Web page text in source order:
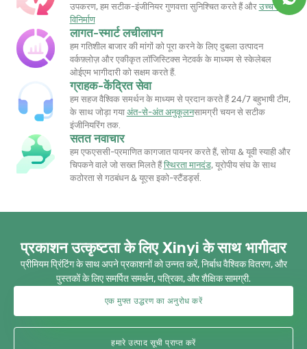
उपकरण, हम सटीक-इंजीनियर गुणवत्ता सुनिश्चित करते हैं और उच्च दक्षता
विनिर्माण
लागत-स्मार्ट लचीलापन
हम गतिशील बाजार की मांगों को पूरा करने के लिए दुबला उत्पादन
वर्कफ़्लोज़ और एकीकृत लॉजिस्टिक्स नेटवर्क के माध्यम से स्केलेबल
ओईएम भागीदारी को सक्षम करते हैं.
ग्राहक-केंद्रित सेवा
हम सहज वैश्विक समर्थन के माध्यम से प्रदान करते हैं 24/7 बहुभाषी टीम,
के साथ जोड़ा गया अंत-से-अंत अनुकूलनसामग्री चयन से सटीक
इंजीनियरिंग तक.
सतत नवाचार
हम एफएससी-प्रमाणित कागजात पायनर करते हैं, सोया & यूवी स्याही और
चिपकने वाले जो सख्त मिलते हैंस्थिरता मानदंड​, यूरोपीय संघ के साथ
कठोरता से गठबंधन & यूएस इको-स्टैंडर्ड्स.
प्रकाशन उत्कृष्टता के लिए Xinyi के साथ भागीदार
प्रीमियम प्रिंटिंग के साथ अपने प्रकाशनों को उन्नत करें, निर्बाध वैश्विक वितरण, और
पुस्तकों के लिए समर्पित समर्थन, पत्रिका, और शैक्षिक सामग्री.
एक मुफ्त उद्धरण का अनुरोध करें
हमारे उत्पाद सूची प्राप्त करें